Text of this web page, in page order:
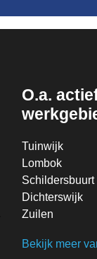
O.a.
Tuinwijk
Lombok
Schildersbuurt
Dichterswijk
Zuilen
Bekijk meer